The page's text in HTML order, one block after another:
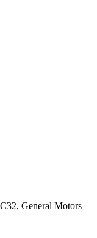
General Motors